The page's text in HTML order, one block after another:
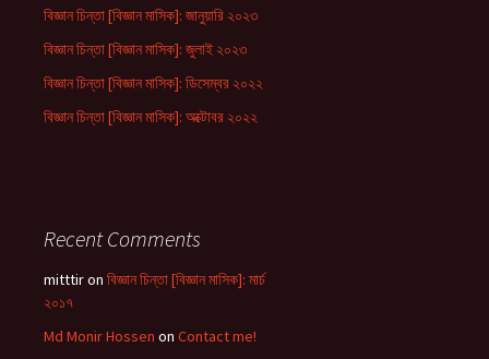
বিজ্ঞান চিন্তা [বিজ্ঞান মাসিক]: জানুয়ারি ২০২৩
বিজ্ঞান চিন্তা [বিজ্ঞান মাসিক]: জুলাই ২০২৩
বিজ্ঞান চিন্তা [বিজ্ঞান মাসিক]: ডিসেম্বর ২০২২
বিজ্ঞান চিন্তা [বিজ্ঞান মাসিক]: অক্টোবর ২০২২
Recent Comments
mitttiron বিজ্ঞান চিন্তা [বিজ্ঞান মাসিক]: মার্চ
২০১৭
Md Monir Hossen on Contact me!